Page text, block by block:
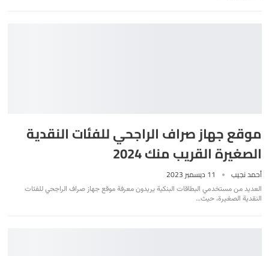
موقع جهاز صراف الراجحي للفئات النقدية
الصغيرة القريب منك 2024
أحمد نجيب 11 ديسمبر 2023
العديد من مستخدمي البطاقات البنكية يريدون معرفة موقع جهاز صراف الراجحي للفئات
النقدية الصغيرة، حيث…